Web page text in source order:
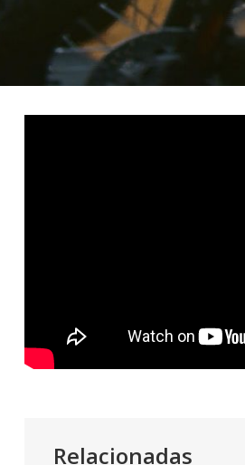
Copy
Relacionadas